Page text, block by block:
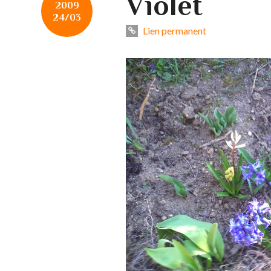
2009
24/03
Lien permanent